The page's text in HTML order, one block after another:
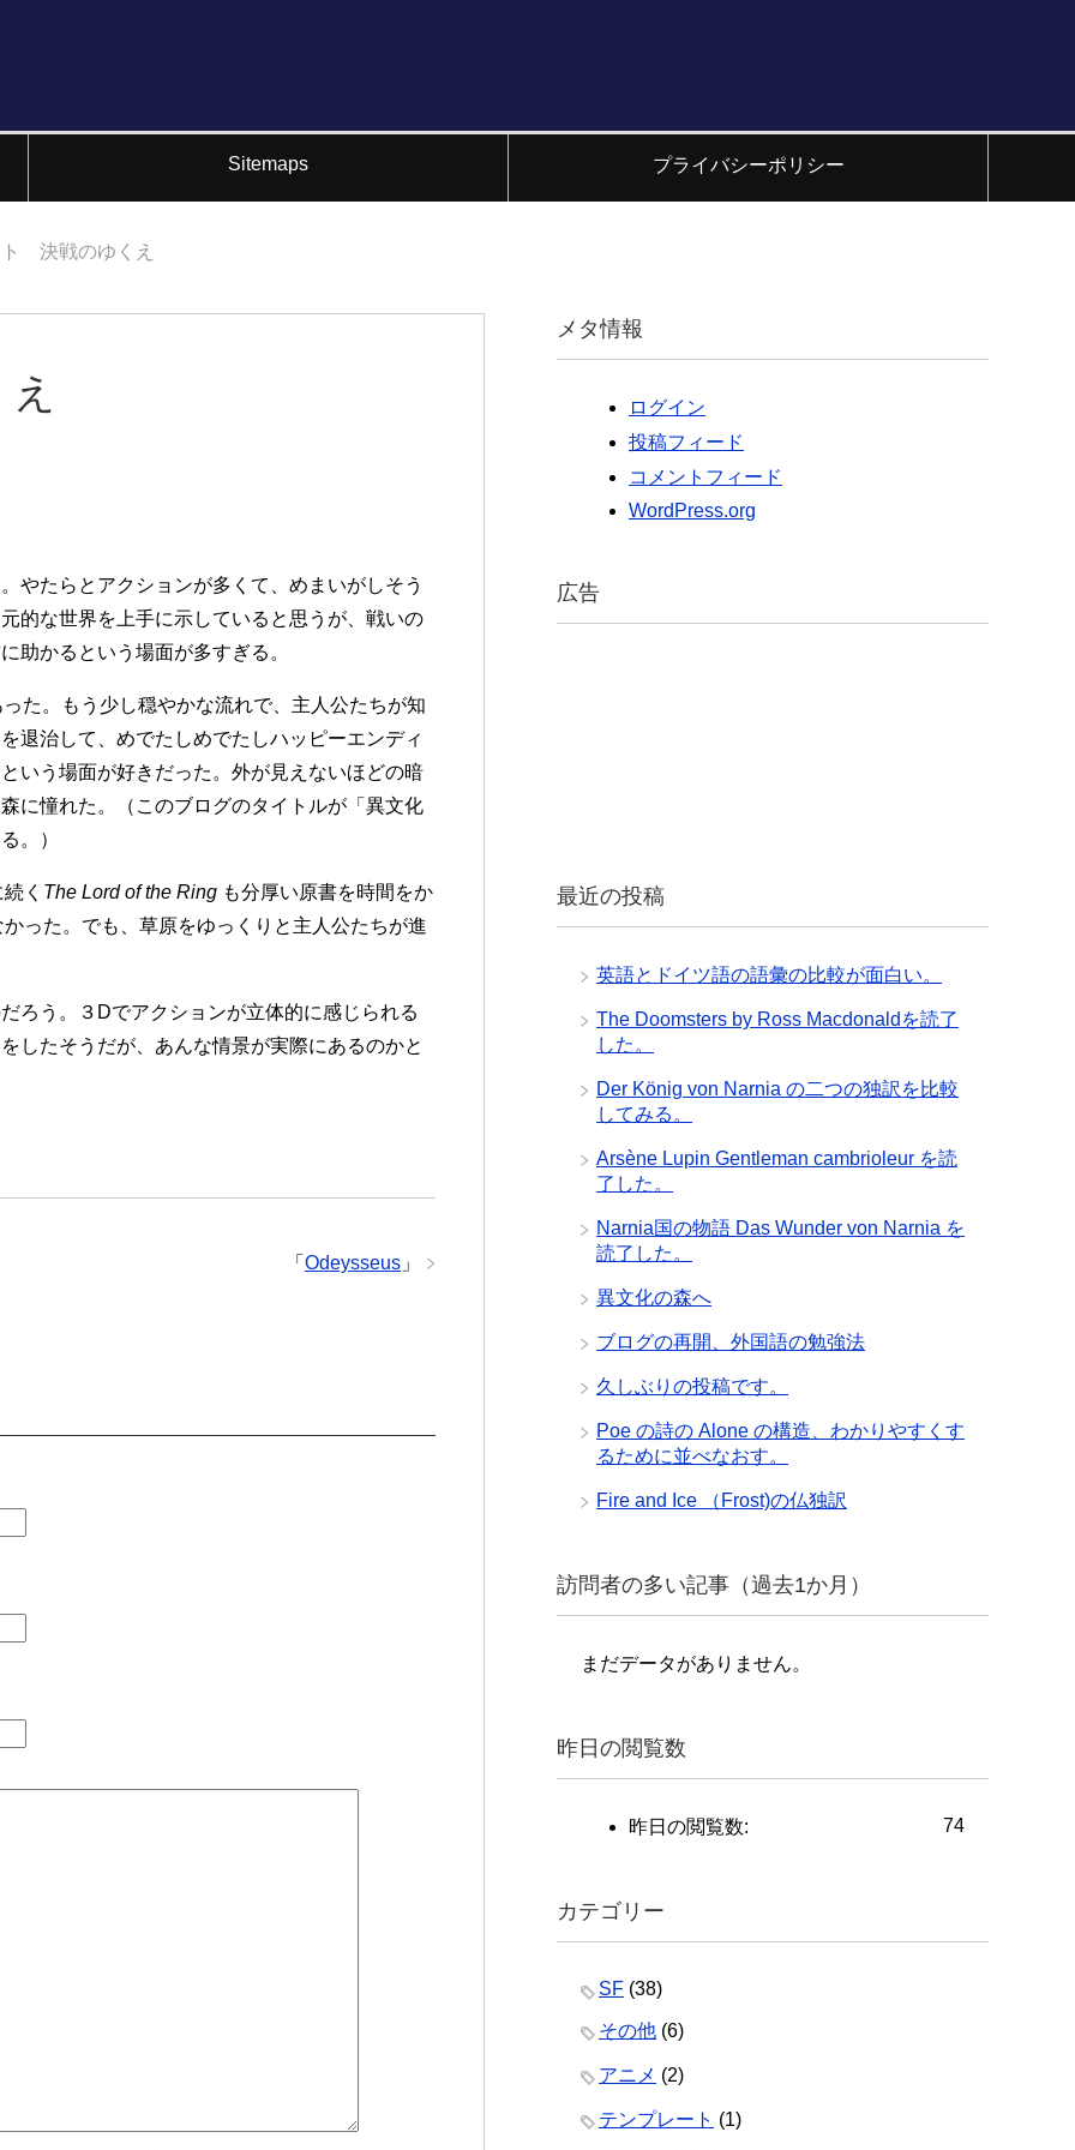
Sitemaps プライバシーポリシー
決戦のゆくえ
たらとアクションが多くて、めまいがしそう
的な世界を上手に示していると思うが、戦いの
助かるという場面が多すぎる。
た。もう少し穏やかな流れで、主人公たちが知
退治して、めでたしめでたしハッピーエンディ
いう場面が好きだった。外が見えないほどの暗
に憧れた。（このブログのタイトルが「異文化
。）
く The Lord of the Ring も分厚い原書を時間をか
った。でも、草原をゆっくりと主人公たちが進
ろう。３Dでアクションが立体的に感じられる
したそうだが、あんな情景が実際にあるのかと
「 Odeysseus 」
メタ情報
ログイン
投稿フィード
コメントフィード
WordPress.org
広告
最近の投稿
英語とドイツ語の語彙の比較が面白い。
The Doomsters by Ross Macdonaldを読了
した。
Der König von Narnia の二つの独訳を比較
してみる。
Arsène Lupin Gentleman cambrioleur を読
了した。
Narnia国の物語 Das Wunder von Narnia を
読了した。
異文化の森へ
ブログの再開、外国語の勉強法
久しぶりの投稿です。
Poe の詩の Alone の構造、わかりやすくす
るために並べなおす。
Fire and Ice （Frost)の仏独訳
訪問者の多い記事（過去1か月）
まだデータがありません。
昨日の閲覧数
74
昨日の閲覧数:
カテゴリー
SF (38)
その他 (6)
アニメ (2)
テンプレート (1)